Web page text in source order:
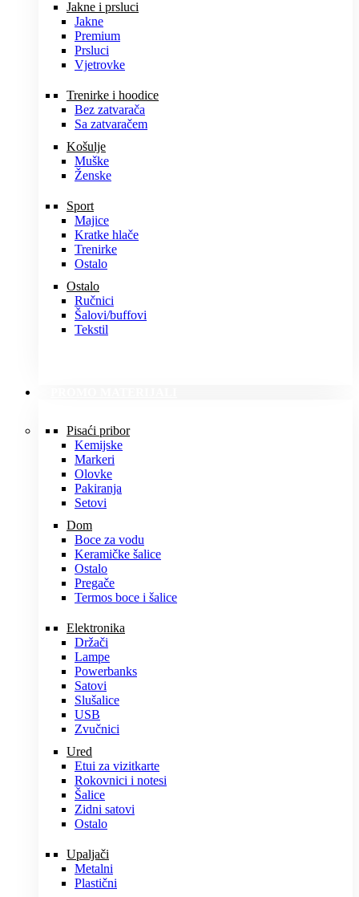
Jakne i prsluci
Jakne
Premium
Prsluci
Vjetrovke
Trenirke i hoodice
Bez zatvarača
Sa zatvaračem
Košulje
Muške
Ženske
Sport
Majice
Kratke hlače
Trenirke
Ostalo
Ostalo
Ručnici
Šalovi/buffovi
Tekstil
Pisaći pribor
Kemijske
Markeri
Olovke
Pakiranja
Setovi
Dom
Boce za vodu
Keramičke šalice
Ostalo
Pregače
Termos boce i šalice
Elektronika
Držači
Lampe
Powerbanks
Satovi
Slušalice
USB
Zvučnici
Ured
Etui za vizitkarte
Rokovnici i notesi
Šalice
Zidni satovi
Ostalo
Upaljači
Metalni
Plastični